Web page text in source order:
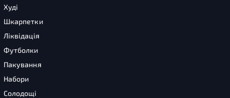
Худі
Шкарпетки
Ліквідація
Футболки
Пакування
Набори
Солодощі